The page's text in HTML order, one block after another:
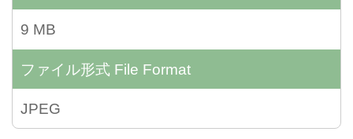
9 MB
ファイル形式 File Format
JPEG